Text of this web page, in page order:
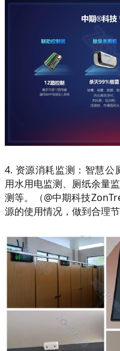
4. 资源消耗监测：智慧公
用水用电监测、厕纸余量
测等。（@中期科技
源的使用情况，做到合理